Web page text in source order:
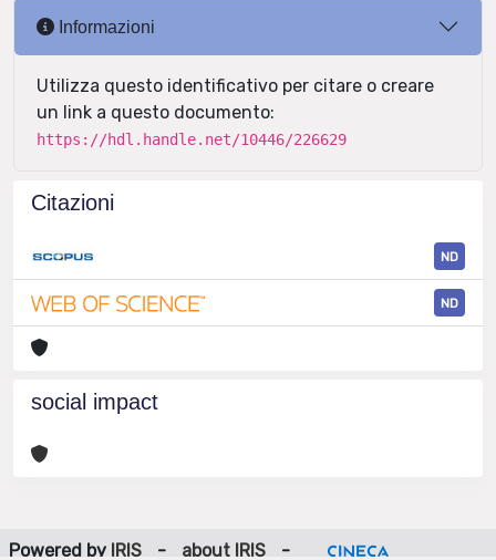
Informazioni
Utilizza questo identificativo per citare o creare
un link a questo documento:
https://hdl.handle.net/10446/226629
Citazioni
ND
ND
social impact
Powered by IRIS - about IRIS -